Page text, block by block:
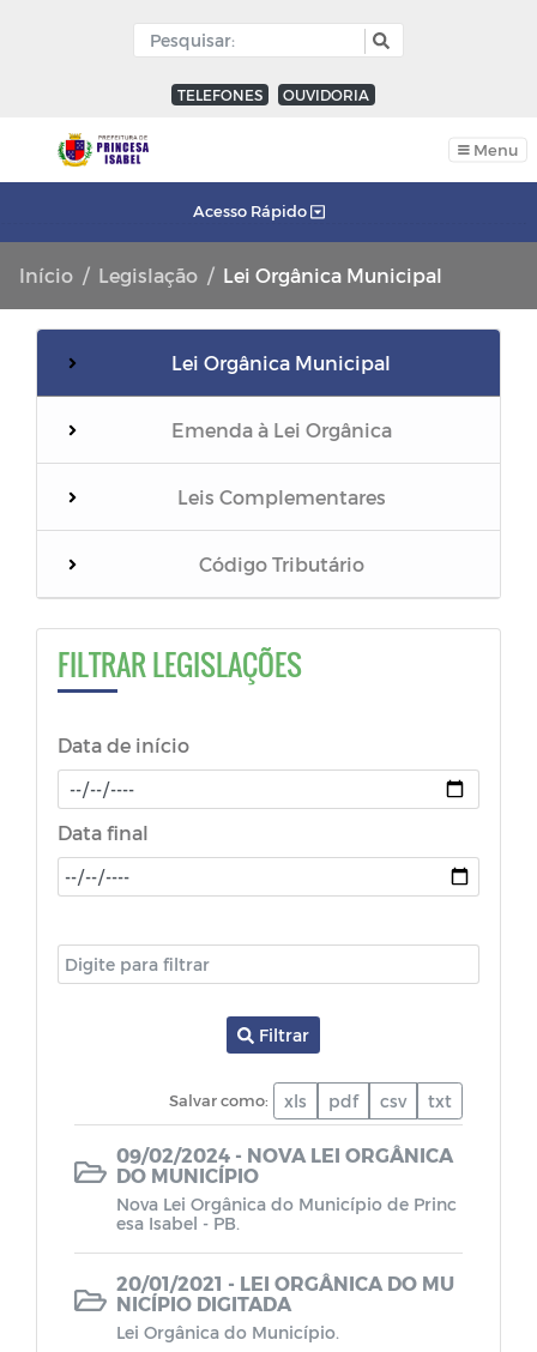
TELEFONES OUVIDORIA
Menu
Acesso Rápido
Início Legislação Lei Orgânica Municipal
Lei Orgânica Municipal
Emenda à Lei Orgânica
Leis Complementares
Código Tributário
Leis
Portarias
Medida Provisória
Lei dos Feriados
Lei de Diretrizes Orçamentárias - LDO
Lei Orçamentária Anual - LOA
Plano Plurianual - PPA
Plano de Cargos, Carreira e Remuneração
dos Servidores Municipais da Educação
FILTRAR LEGISLAÇÕES
Data de início
Data final
Filtrar
Salvar como: xls pdf csv txt
09/02/2024 - NOVA LEI ORGÂNICA
DO MUNICÍPIO
Nova Lei Orgânica do Município de Princ
esa Isabel - PB.
20/01/2021 - LEI ORGÂNICA DO MU
NICÍPIO DIGITADA
Lei Orgânica do Município.